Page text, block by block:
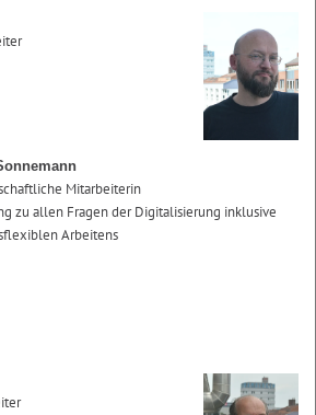
Mitarbeiterin
zu allen Fragen der Digitalisierung inklusive
Arbeitens